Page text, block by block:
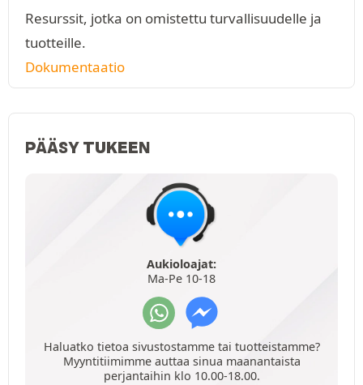
Resurssit, jotka on omistettu turvallisuudelle ja
tuotteille.
Dokumentaatio
PÄÄSY TUKEEN
Aukioloajat:
Ma-Pe 10-18
Haluatko tietoa sivustostamme tai tuotteistamme?
Myyntitiimimme auttaa sinua maanantaista
perjantaihin klo 10.00-18.00.